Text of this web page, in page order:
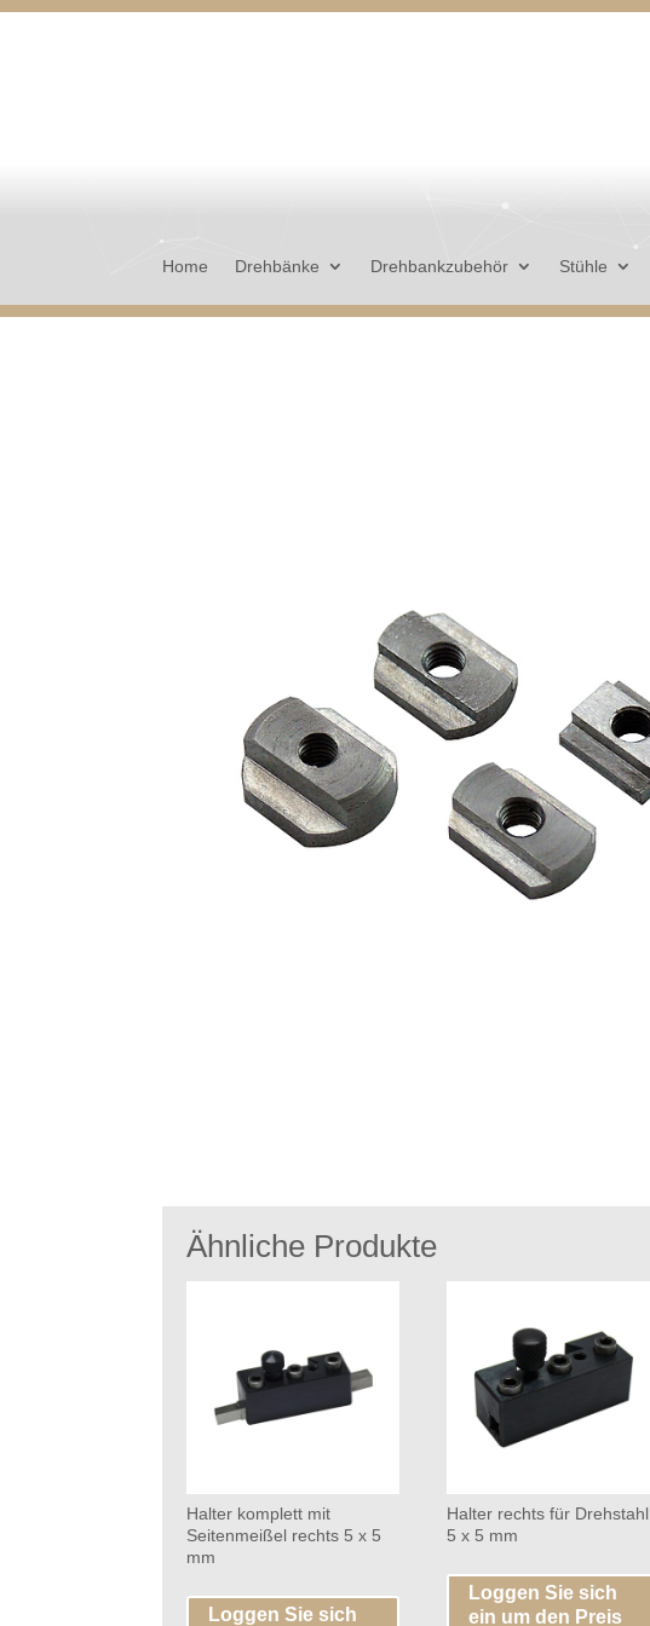
Home Drehbänke Drehbankzubehör Stühle
Ähnliche Produkte
Halter komplett mit
Seitenmeißel rechts 5 x 5
mm
Loggen Sie sich
Halter rechts für Drehstahl
5 x 5 mm
Loggen Sie sich
ein um den Preis